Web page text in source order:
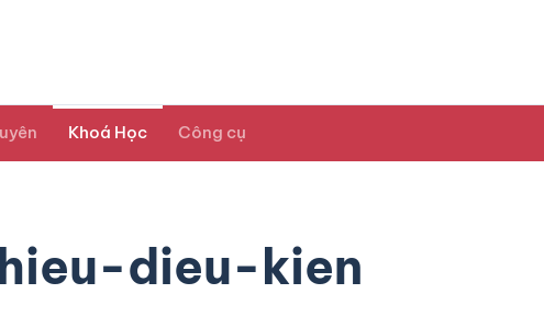
Khoá Học Công cụ
dieu-kien